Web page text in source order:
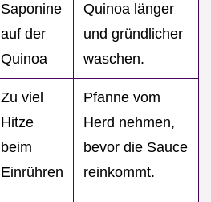
Saponine
auf der
Quinoa
Quinoa länger
und gründlicher
waschen.
Zu viel
Hitze
beim
Einrühren
Pfanne vom
Herd nehmen,
bevor die Sauce
reinkommt.